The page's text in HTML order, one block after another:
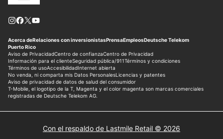
Con el respaldo de Lastmile Retail © 2026